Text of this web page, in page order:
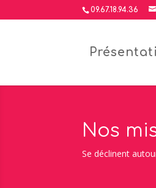
09.67.18.94.36
Nos
Se déclinent